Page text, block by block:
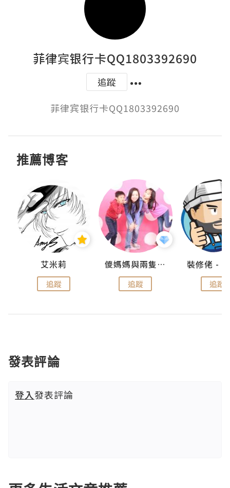
菲律宾银行卡QQ1803392690
追蹤
菲律宾银行卡QQ1803392690
推薦博客
艾米莉
追蹤
儍媽媽與兩隻小魔怪之家
追蹤 追蹤
發表評論
登入發表評論